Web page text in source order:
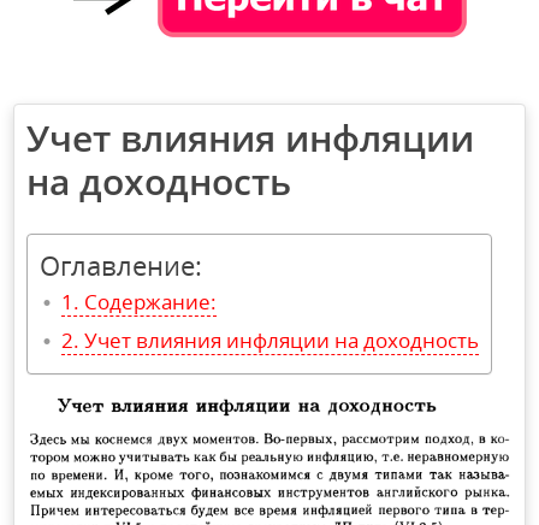
Учет влияния инфляции
на доходность
Оглавление:
Содержание:
Учет влияния инфляции на доходность